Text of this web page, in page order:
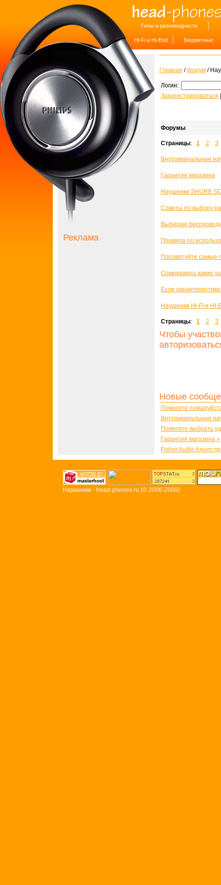
Типы и разновидности
Hi-Fi и Hi-End Бюджетные
Реклама
Главная /форум /
Логин:
Зарегистрироваться
Форумы
Страницы: 1 2 3
Внутриканальные
Гарантия магазина
Наушники SHURE
Советы по выбору
Выбираю
Правила по
Посоветуйте самые
Сомневаюсь какие
Если
Наушники HI-FI и HI-
Страницы: 1 2 3
Чтобы
Новые
Помогите
Внутриканальные
Помогите выбрать
Гарантия магазина »
Fisher Audio Axiom
Наушники - head-phones.ru (© 2006-2009)